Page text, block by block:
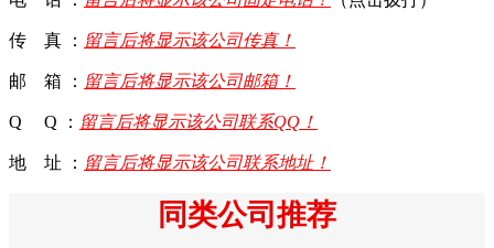
传 真 ： 留言后将显示该公司传真！
邮 箱 ： 留言后将显示该公司邮箱！
Q Q ： 留言后将显示该公司联系QQ！
地 址 ： 留言后将显示该公司联系地址！
同类公司推荐